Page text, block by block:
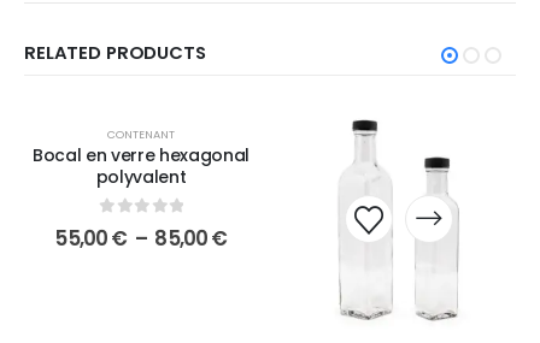
RELATED PRODUCTS
CONTENANT
Bocal en verre hexagonal
polyvalent
0 sur 5
55,00€ – 85,00€